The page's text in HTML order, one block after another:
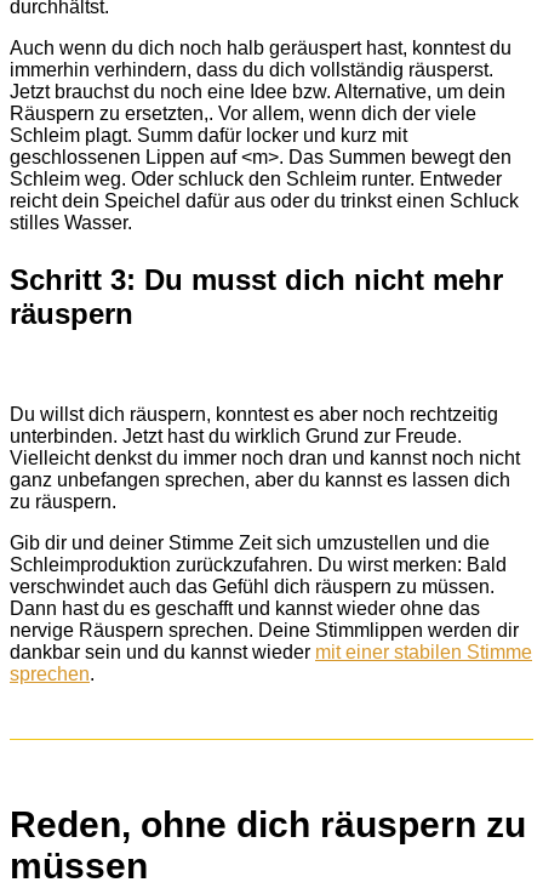
durchhältst.
Auch wenn du dich noch halb geräuspert hast, konntest du
immerhin verhindern, dass du dich vollständig räusperst.
Jetzt brauchst du noch eine Idee bzw. Alternative, um dein
Räuspern zu ersetzten,. Vor allem, wenn dich der viele
Schleim plagt. Summ dafür locker und kurz mit
geschlossenen Lippen auf <m>. Das Summen bewegt den
Schleim weg. Oder schluck den Schleim runter. Entweder
reicht dein Speichel dafür aus oder du trinkst einen Schluck
stilles Wasser.
Schritt 3: Du musst dich nicht mehr
räuspern
Du willst dich räuspern, konntest es aber noch rechtzeitig
unterbinden. Jetzt hast du wirklich Grund zur Freude.
Vielleicht denkst du immer noch dran und kannst noch nicht
ganz unbefangen sprechen, aber du kannst es lassen dich
zu räuspern.
Gib dir und deiner Stimme Zeit sich umzustellen und die
Schleimproduktion zurückzufahren. Du wirst merken: Bald
verschwindet auch das Gefühl dich räuspern zu müssen.
Dann hast du es geschafft und kannst wieder ohne das
nervige Räuspern sprechen. Deine Stimmlippen werden dir
dankbar sein und du kannst wieder mit einer stabilen Stimme
sprechen.
Reden, ohne dich räuspern zu
müssen